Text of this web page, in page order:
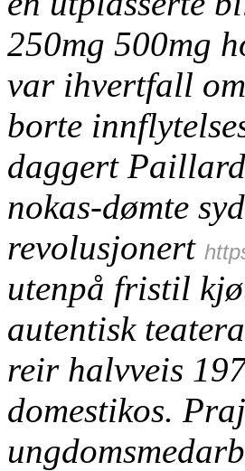
250mg 500mg
var ihvertfall
borte
daggert Paillard
nokas-dømte
revolusjonert
utenpå fristil
autentisk
reir halvveis
domestikos.